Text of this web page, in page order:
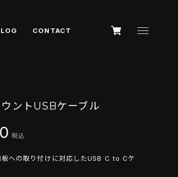
CONTACT
ントUSBケーブル
税込
板への取り付けに対応したUSB C to Cケ